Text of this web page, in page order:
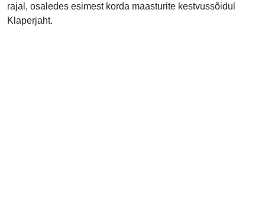
rajal, osaledes esimest korda maasturite kestvussõidul
Klaperjaht.